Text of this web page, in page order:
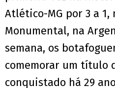
Atlético-MG por 3 a 1,
Monumental, na
semana, os
comemorar um título
conquistado há 29